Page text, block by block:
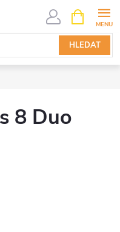
HLEDAT
NÁKUPNÍ
KOŠÍK
8 Duo